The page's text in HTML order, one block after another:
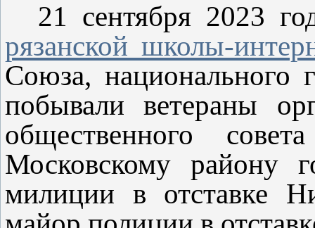
21 сентября 2023
рязанской школы-
Союза, национального
побывали ветераны
общественного
Московскому району
милиции в отставке